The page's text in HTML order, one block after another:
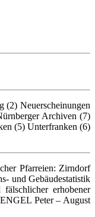
(2) Neuerscheinungen
Archiven (7)
(5) Unterfranken (6)
Pfarreien: Zirndorf
und Gebäudestatistik
erhobener
Peter – August